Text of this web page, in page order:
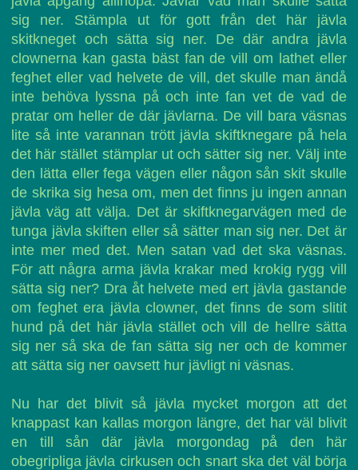
sig ner. Stämpla ut för gott från det här jävla
skitkneget och sätta sig ner. De där andra jävla
clownerna kan gasta bäst fan de vill om lathet eller
feghet eller vad helvete de vill, det skulle man ändå
inte behöva lyssna på och inte fan vet de vad de
pratar om heller de där jävlarna. De vill bara väsnas
lite så inte varannan trött jävla skiftknegare på hela
det här stället stämplar ut och sätter sig ner. Välj inte
den lätta eller fega vägen eller någon sån skit skulle
de skrika sig hesa om, men det finns ju ingen annan
jävla väg att välja. Det är skiftknegarvägen med de
tunga jävla skiften eller så sätter man sig ner. Det är
inte mer med det. Men satan vad det ska väsnas.
För att några arma jävla krakar med krokig rygg vill
sätta sig ner? Dra åt helvete med ert jävla gastande
om feghet era jävla clowner, det finns de som slitit
hund på det här jävla stället och vill de hellre sätta
sig ner så ska de fan sätta sig ner och de kommer
att sätta sig ner oavsett hur jävligt ni väsnas.
Nu har det blivit så jävla mycket morgon att det
knappast kan kallas morgon längre, det har väl blivit
en till sån där jävla morgondag på den här
obegripliga jävla cirkusen och snart ska det väl börja